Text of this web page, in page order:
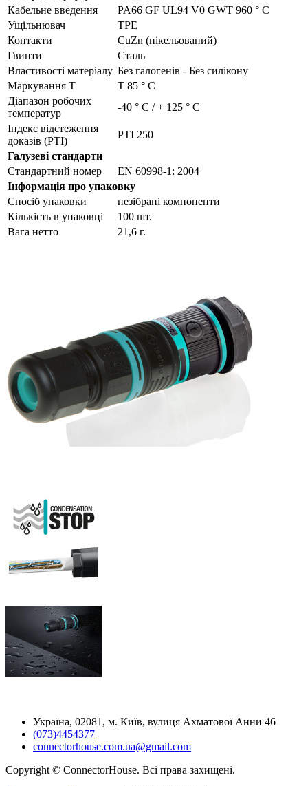
Кабельне введення
PA66 GF UL94 V0 GWT 960 ° C
Ущільнювач
TPE
Контакти
CuZn (нікельований)
Гвинти
Сталь
Властивості матеріалу Без галогенів - Без силікону
Маркування Т
Т 85 ° С
Діапазон робочих
температур
-40 ° C / + 125 ° C
Індекс відстеження
доказів (PTI)
PTI 250
Галузеві стандарти
Стандартний номер
EN 60998-1: 2004
Інформація про упаковку
Спосіб упаковки
незібрані компоненти
Кількість в упаковці
100 шт.
Вага нетто
21,6 г.
Україна, 02081, м. Київ, вулиця Ахматової Анни 46
(073)4454377
connectorhouse.com.ua@gmail.com
Copyright © ConnectorHouse. Всі права захищені.